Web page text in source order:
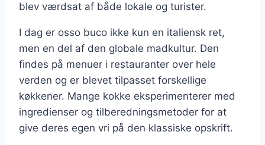
blev værdsat af både lokale og turister.
I dag er osso buco ikke kun en italiensk ret,
men en del af den globale madkultur. Den
findes på menuer i restauranter over hele
verden og er blevet tilpasset forskellige
køkkener. Mange kokke eksperimenterer med
ingredienser og tilberedningsmetoder for at
give deres egen vri på den klassiske opskrift.